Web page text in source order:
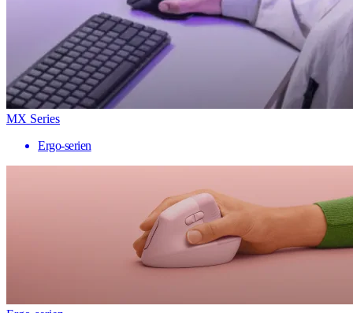
MX Series
Ergo-serien